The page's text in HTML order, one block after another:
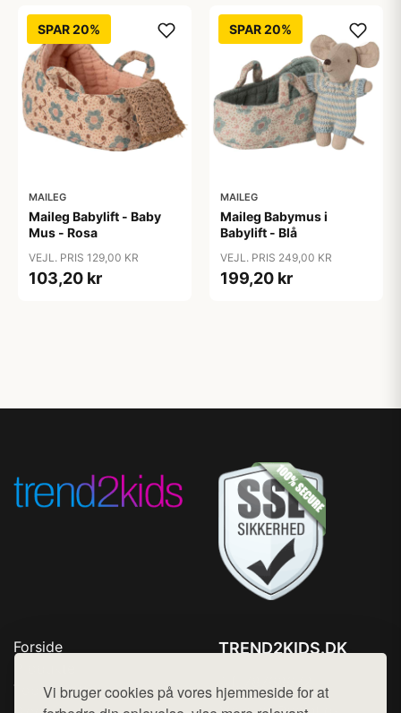
Vi bruger cookies på vores hjemmeside for at
SPAR 20%
MAILEG
Maileg Babylift - Baby
Mus - Rosa
VEJL. PRIS 129,00 KR
103,20 kr
SPAR 20%
MAILEG
Maileg Babymus i
Babylift - Blå
VEJL. PRIS 249,00 KR
199,20 kr
Forside
Top Rabatter
TREND2KIDS.DK